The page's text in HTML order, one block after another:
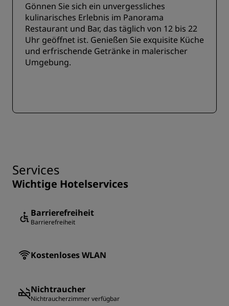
Gönnen Sie sich ein unvergessliches
kulinarisches Erlebnis im Panorama
Restaurant und Bar, das täglich von 12 bis 22
Uhr geöffnet ist. Genießen Sie exquisite Küche
und erfrischende Getränke in malerischer
Umgebung.
Services
Wichtige Hotelservices
Barrierefreiheit
Barrierefreiheit
Kostenloses WLAN
Nichtraucher
Nichtraucherzimmer verfügbar